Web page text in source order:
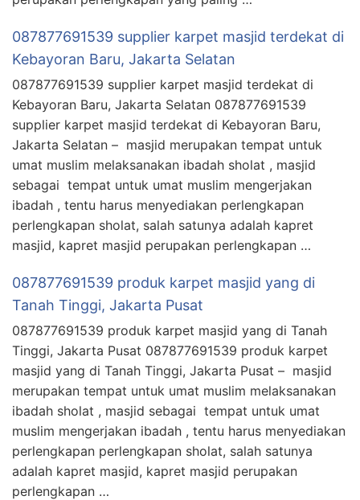
087877691539 supplier karpet masjid terdekat di
Kebayoran Baru, Jakarta Selatan
087877691539 supplier karpet masjid terdekat di
Kebayoran Baru, Jakarta Selatan 087877691539
supplier karpet masjid terdekat di Kebayoran Baru,
Jakarta Selatan – masjid merupakan tempat untuk
umat muslim melaksanakan ibadah sholat , masjid
sebagai tempat untuk umat muslim mengerjakan
ibadah , tentu harus menyediakan perlengkapan
perlengkapan sholat, salah satunya adalah kapret
masjid, kapret masjid perupakan perlengkapan …
087877691539 produk karpet masjid yang di
Tanah Tinggi, Jakarta Pusat
087877691539 produk karpet masjid yang di Tanah
Tinggi, Jakarta Pusat 087877691539 produk karpet
masjid yang di Tanah Tinggi, Jakarta Pusat – masjid
merupakan tempat untuk umat muslim melaksanakan
ibadah sholat , masjid sebagai tempat untuk umat
muslim mengerjakan ibadah , tentu harus menyediakan
perlengkapan perlengkapan sholat, salah satunya
adalah kapret masjid, kapret masjid perupakan
perlengkapan …